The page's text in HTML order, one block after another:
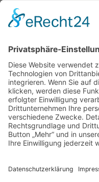
Voice
Tierheilkunde
Ausbildung z.
Therapien und
Farb-
Hunde-